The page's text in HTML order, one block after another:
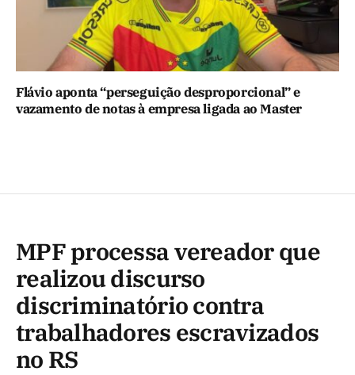
Flávio aponta “perseguição desproporcional” e
vazamento de notas à empresa ligada ao Master
MPF processa vereador que
realizou discurso
discriminatório contra
trabalhadores escravizados
no RS